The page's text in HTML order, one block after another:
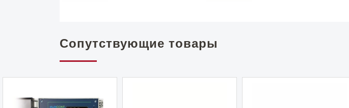
Сопутствующие товары